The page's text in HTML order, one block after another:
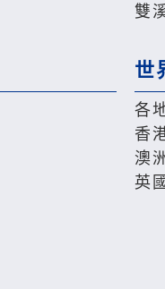
雙
世
各
香
澳
英